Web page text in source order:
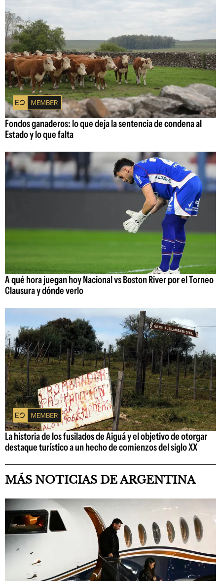
Fondos ganaderos: lo que deja la sentencia de condena al
Estado y lo que falta
A qué hora juegan hoy Nacional vs Boston River por el Torneo
Clausura y dónde verlo
La historia de los fusilados de Aiguá y el objetivo de otorgar
destaque turístico a un hecho de comienzos del siglo XX
MÁS NOTICIAS DE ARGENTINA